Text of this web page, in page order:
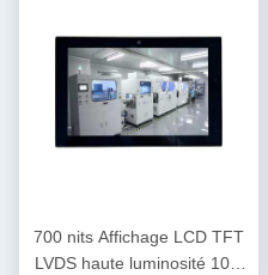
700 nits Affichage LCD TFT
LVDS haute luminosité 10,1